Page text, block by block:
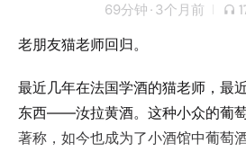
69分钟 · 3个月前
老朋友猫老师回归。
最近几年在法国学酒的猫老师，最
东西——汝拉黄酒。这种小众的葡
著称，如今也成为了小酒馆中葡萄